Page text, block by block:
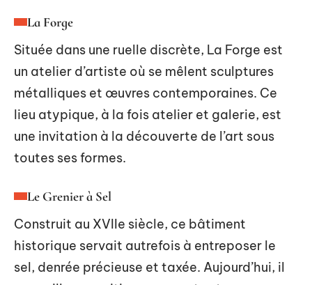
La Forge
Située dans une ruelle discrète, La Forge est
un atelier d’artiste où se mêlent sculptures
métalliques et œuvres contemporaines. Ce
lieu atypique, à la fois atelier et galerie, est
une invitation à la découverte de l’art sous
toutes ses formes.
Le Grenier à Sel
Construit au XVIIe siècle, ce bâtiment
historique servait autrefois à entreposer le
sel, denrée précieuse et taxée. Aujourd’hui, il